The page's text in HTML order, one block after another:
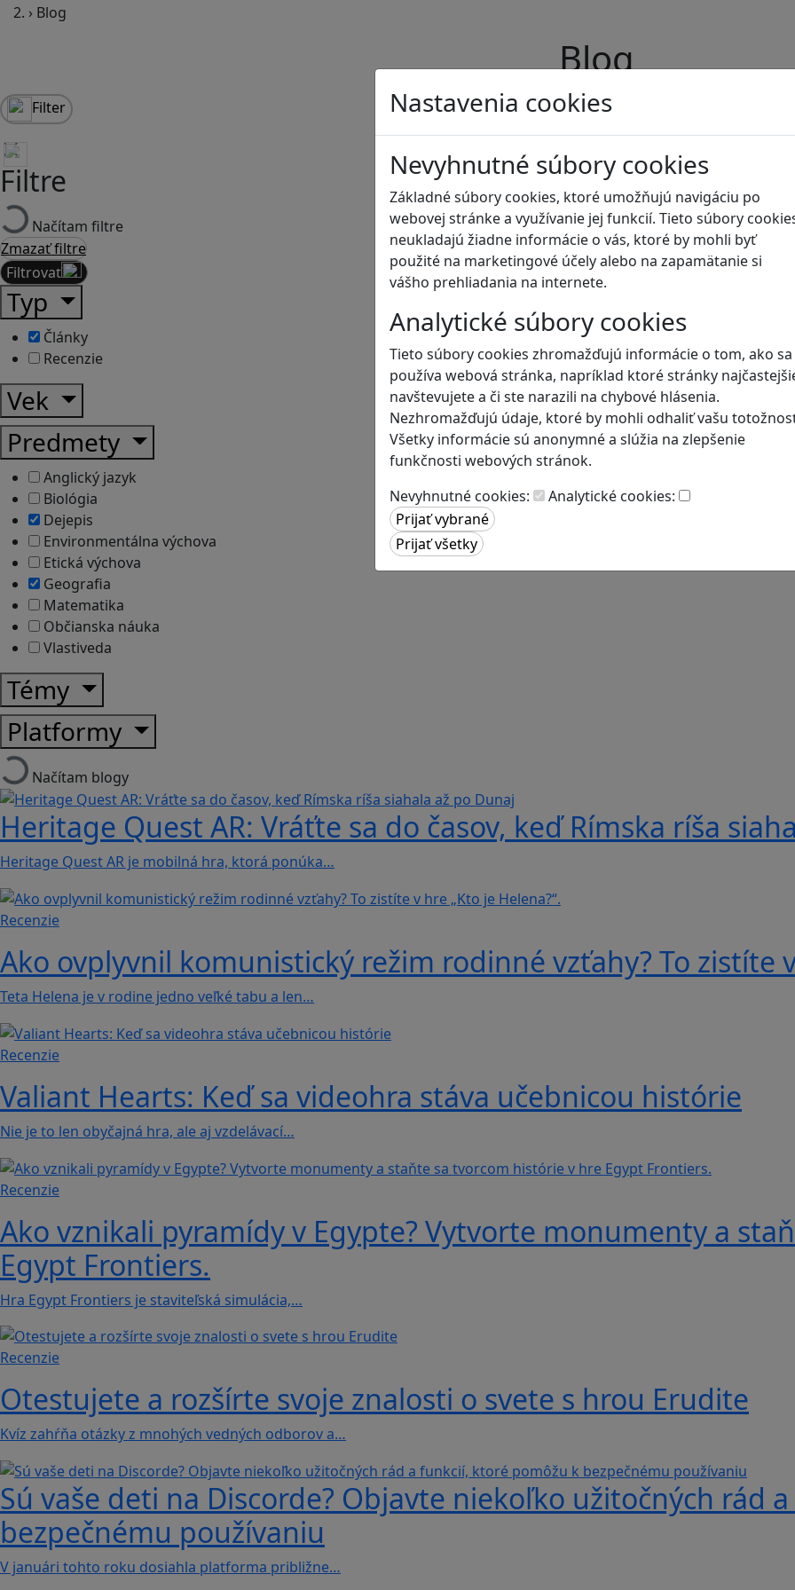
Nastavenia cookies
Nevyhnutné súbory cookies
Základné súbory cookies, ktoré umožňujú navigáciu po
webovej stránke a využívanie jej funkcií. Tieto súbory
neukladajú žiadne informácie o vás, ktoré by mohli byť
použité na marketingové účely alebo na zapamätanie si
vášho prehliadania na internete.
Analytické súbory cookies
Tieto súbory cookies zhromažďujú informácie o tom, ako sa
používa webová stránka, napríklad ktoré stránky
navštevujete a či ste narazili na chybové hlásenia.
Nezhromažďujú údaje, ktoré by mohli odhaliť vašu
Všetky informácie sú anonymné a slúžia na zlepšenie
funkčnosti webových stránok.
Nevyhnutné cookies:
Analytické cookies:
› Blog
Blog
Filter
Filtre
Načítam filtre
Zmazať filtre
Filtrovať
Typ
Články
Recenzie
Vek
Predmety
Anglický jazyk
Biológia
Dejepis
Environmentálna výchova
Etická výchova
Geografia
Matematika
Občianska náuka
Vlastiveda
Témy
Platformy
Načítam blogy
Heritage Quest AR: Vráťte sa do časov, keď Rímska ríša
Heritage Quest AR je mobilná hra, ktorá ponúka…
Recenzie
Ako ovplyvnil komunistický režim rodinné vzťahy? To zistíte
Teta Helena je v rodine jedno veľké tabu a len…
Recenzie
Valiant Hearts: Keď sa videohra stáva učebnicou histórie
Nie je to len obyčajná hra, ale aj vzdelávací…
Recenzie
Ako vznikali pyramídy v Egypte? Vytvorte monumenty a
Egypt Frontiers.
Hra Egypt Frontiers je staviteľská simulácia,…
Recenzie
Otestujete a rozšírte svoje znalosti o svete s hrou Erudite
Kvíz zahŕňa otázky z mnohých vedných odborov a…
Sú vaše deti na Discorde? Objavte niekoľko užitočných rád
bezpečnému používaniu
V januári tohto roku dosiahla platforma približne…